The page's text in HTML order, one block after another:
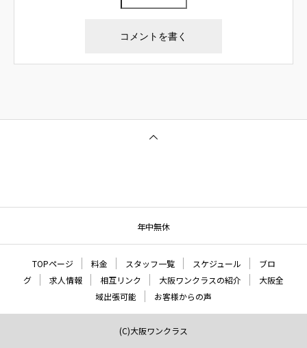
年中無休
TOPページ 料金 スタッフ一覧 スケジュール
ブロ
グ
求人情報 相互リンク 大阪ワンクラスの紹介
大阪全
域出張可能
お客様からの声
(C)大阪ワンクラス